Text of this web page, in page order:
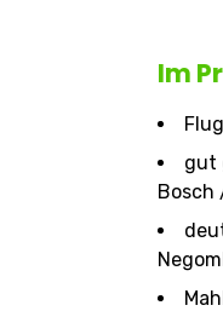
Im
gut
Bosch